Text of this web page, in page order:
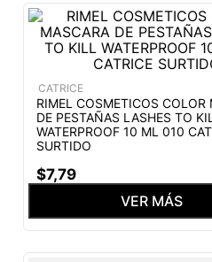
CATRICE
RIMEL COSMETICOS COLOR
DE PESTAÑAS LASHES TO
WATERPROOF 10 ML 010
SURTIDO
$7,79
VER MÁS